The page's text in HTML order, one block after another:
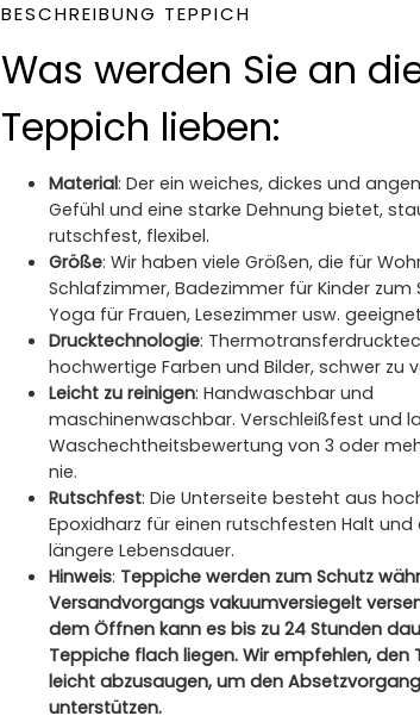
BESCHREIBUNG TEPPICH
Was werden Sie an
Teppich lieben:
Material: Der ein weiches, dickes und
Gefühl und eine starke Dehnung bietet,
rutschfest, flexibel.
Größe: Wir haben viele Größen, die für
Schlafzimmer, Badezimmer für Kinder zum
Yoga für Frauen, Lesezimmer usw.
Drucktechnologie:
hochwertige Farben und Bilder, schwer zu
Leicht zu reinigen: Handwaschbar und
maschinenwaschbar. Verschleißfest und
Waschechtheitsbewertung von 3 oder
nie.
Rutschfest: Die Unterseite besteht aus
Epoxidharz für einen rutschfesten Halt und
längere Lebensdauer.
Hinweis: Teppiche werden zum Schutz
Versandvorgangs vakuumversiegelt
dem Öffnen kann es bis zu 24 Stunden
Teppiche flach liegen. Wir empfehlen, den
leicht abzusaugen, um den
unterstützen.